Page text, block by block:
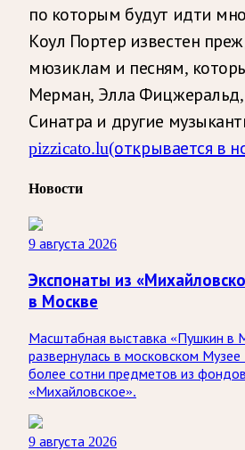
по которым будут идти
Коул Портер известен
мюзиклам и песням,
Мерман, Элла
Синатра и другие
pizzicato.lu(открывается в
Новости
9 августа 2026
Экспонаты из
в Москве
Масштабная выставка «Пушкин в
развернулась в московском
более сотни предметов из
«Михайловское».
9 августа 2026